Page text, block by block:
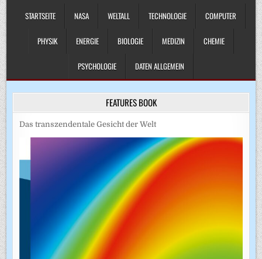
STARTSEITE
NASA WELTALL TECHNOLOGIE COMPUTER
PHYSIK ENERGIE BIOLOGIE MEDIZIN CHEMIE
PSYCHOLOGIE DATEN ALLGEMEIN
FEATURES BOOK
Das transzendentale Gesicht der Welt